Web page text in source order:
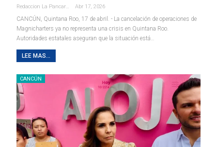
Redaccion La Pancarta De Quintana Roo Abr 17, 2026
CANCÚN, Quintana Roo, 17 de abril. - La cancelación de operaciones de
Magnicharters ya no representa una crisis en Quintana Roo.
Autoridades estatales aseguran que la situación está…
LEE MAS...
CANCÚN